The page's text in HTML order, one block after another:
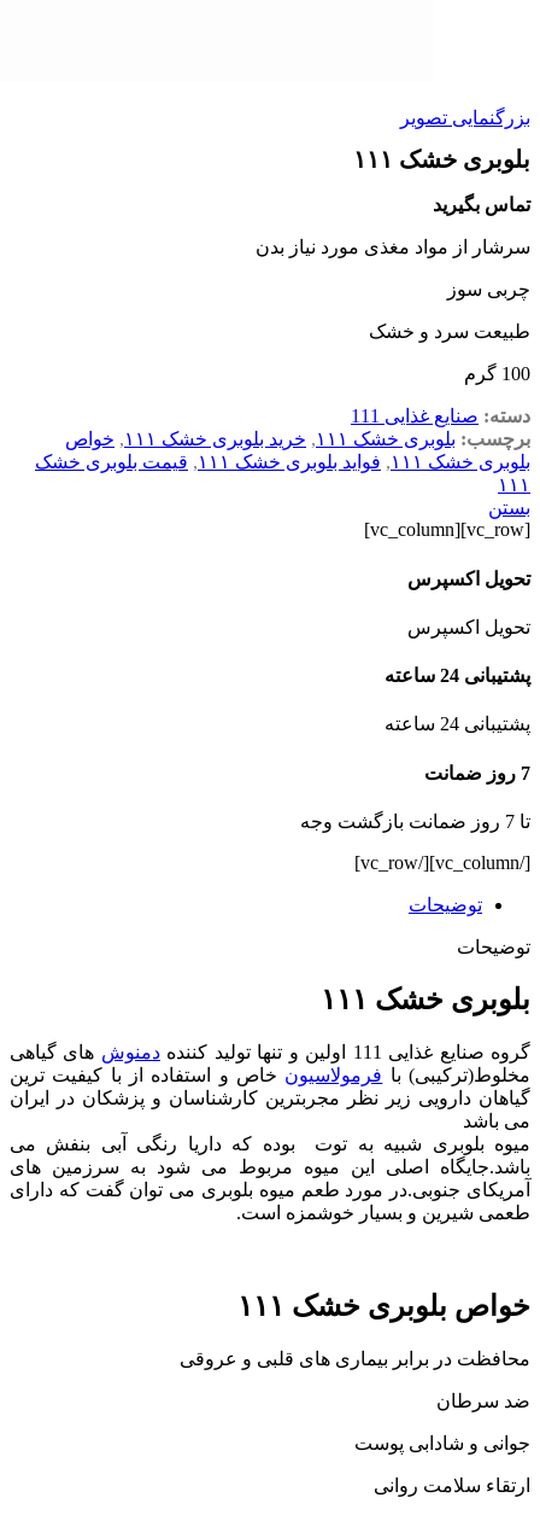
بزرگنمایی تصویر
بلوبری خشک ۱۱۱
تماس بگیرید
سرشار از مواد مغذی مورد نیاز بدن
چربی سوز
طبیعت سرد و خشک
100 گرم
دسته: صنایع غذایی 111
برچسب: بلوبری خشک ۱۱۱ , خرید بلوبری خشک ۱۱۱ , خواص
بلوبری خشک ۱۱۱
, فواید بلوبری خشک ۱۱۱ , قیمت بلوبری خشک
۱۱۱
بستن
[vc_row][vc_column]
تحویل اکسپرس
تحویل اکسپرس
پشتیبانی 24 ساعته
پشتیبانی 24 ساعته
7 روز ضمانت
تا 7 روز ضمانت بازگشت وجه
[/vc_column][/vc_row]
توضیحات
توضیحات
بلوبری خشک ۱۱۱
گروه صنایع غذایی 111 اولین و تنها تولید کننده دمنوش های گیاهی
مخلوط(ترکیبی) با فرمولاسیون خاص و استفاده از با کیفیت ترین
گیاهان دارویی زیر نظر مجربترین کارشناسان و پزشکان در ایران
می باشد
میوه بلوبری شبیه به توت بوده که داریا رنگی آبی بنفش می
باشد.جایگاه اصلی این میوه مربوط می شود به سرزمین های
آمریکای جنوبی.در مورد طعم میوه بلوبری می توان گفت که دارای
طعمی شیرین و بسیار خوشمزه است.
خواص بلوبری خشک ۱۱۱
محافظت در برابر بیماری های قلبی و عروقی
ضد سرطان
جوانی و شادابی پوست
ارتقاء سلامت روانی